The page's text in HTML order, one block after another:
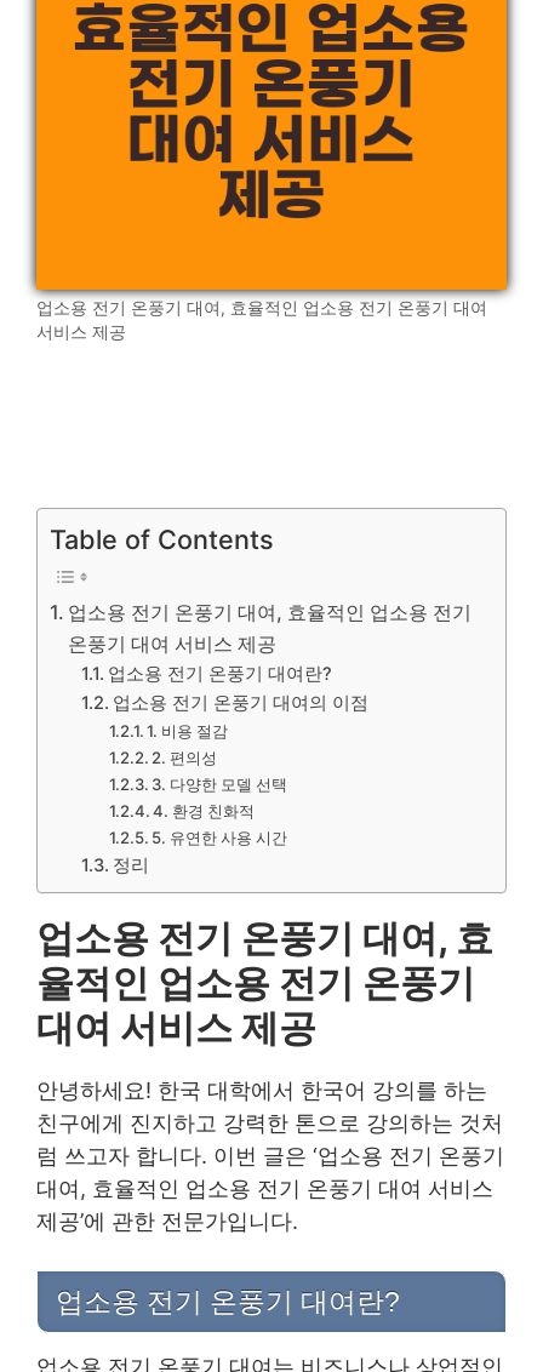
업소용 전기 온풍기 대여, 효율적인 업소용 전기 온풍기 대여
서비스 제공
Table of Contents
업소용 전기 온풍기 대여, 효율적인 업소용 전기
온풍기 대여 서비스 제공
업소용 전기 온풍기 대여란?
업소용 전기 온풍기 대여의 이점
1. 비용 절감
2. 편의성
3. 다양한 모델 선택
4. 환경 친화적
5. 유연한 사용 시간
정리
업소용 전기 온풍기 대여, 효
율적인 업소용 전기 온풍기
대여 서비스 제공
안녕하세요! 한국 대학에서 한국어 강의를 하는
친구에게 진지하고 강력한 톤으로 강의하는 것처
럼 쓰고자 합니다. 이번 글은 ‘업소용 전기 온풍기
대여, 효율적인 업소용 전기 온풍기 대여 서비스
제공’에 관한 전문가입니다.
업소용 전기 온풍기 대여란?
업소용 전기 온풍기 대여는 비즈니스나 상업적인